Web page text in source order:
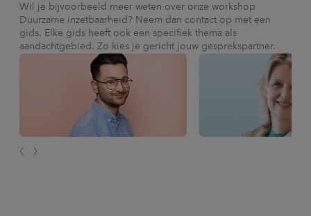
Wil je bijvoorbeeld meer weten over onze workshop
Duurzame inzetbaarheid? Neem dan contact op met een
gids. Elke gids heeft ook een specifiek thema als
aandachtgebied. Zo kies je gericht jouw gesprekspartner.